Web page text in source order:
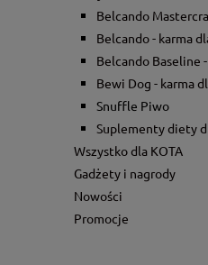
Belcando
Belcando - karma
Belcando Baseline
Bewi Dog - karma
Snuffle Piwo
Suplementy diety
Wszystko dla KOTA
Gadżety i nagrody
Nowości
Promocje